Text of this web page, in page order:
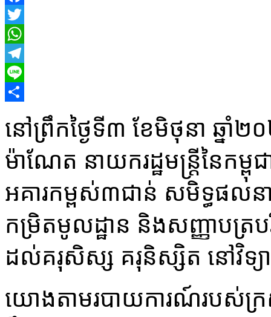
Facebook
Twitter
WhatsApp
Telegram
Line
នៅព្រឹកថ្ងៃទី៣ ខែមិថុនា ឆ្នាំ
ម៉ាណែត នាយករដ្ឋមន្ដ្រីនៃកម្
អគារកម្ពស់៣ជាន់ សមិទ្ធផលន
កម្រិតមូលដ្ឋាន និងសញ្ញាបត្រ
ដល់គរុសិស្ស គរុនិស្សិត នៅវិទ្យ
យោងតាមរបាយការណ៍របស់ក្